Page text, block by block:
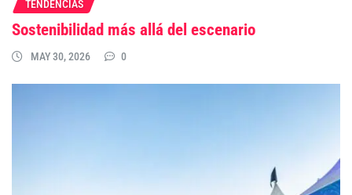
TENDENCIAS
Sostenibilidad más allá del escenario
MAY 30, 2026 0